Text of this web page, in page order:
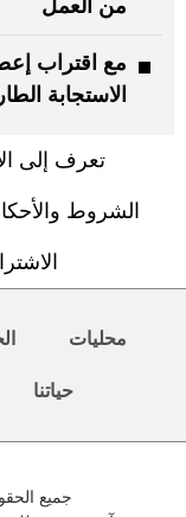
من العمل
مع اقتراب
الاستجابة
تعرف إلى
الشروط
محليات
حياتنا
جميع الحقوق